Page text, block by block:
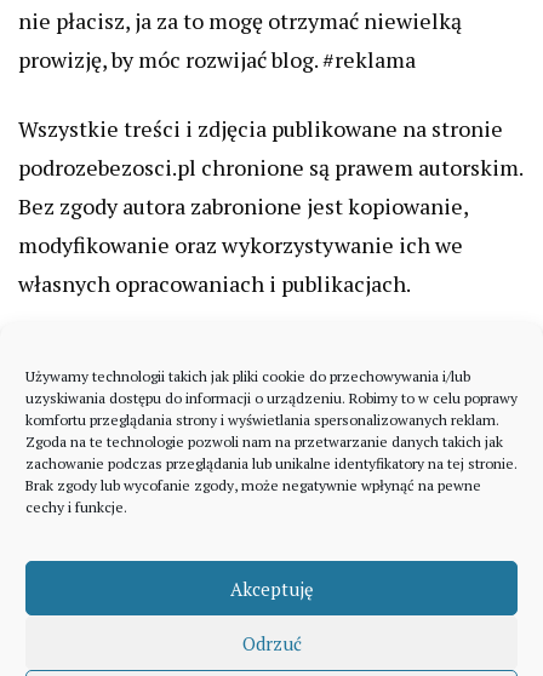
Używamy technologii takich jak pliki cookie do przechowywania i/lub
uzyskiwania dostępu do informacji o urządzeniu. Robimy to w celu poprawy
komfortu przeglądania strony i wyświetlania spersonalizowanych reklam.
Zgoda na te technologie pozwoli nam na przetwarzanie danych takich jak
zachowanie podczas przeglądania lub unikalne identyfikatory na tej stronie.
Brak zgody lub wycofanie zgody, może negatywnie wpłynąć na pewne
cechy i funkcje.
Akceptuję
Odrzuć
nie płacisz, ja za to mogę otrzymać niewielką
prowizję, by móc rozwijać blog. #reklama
Wszystkie treści i zdjęcia publikowane na stronie
podrozebezosci.pl chronione są prawem autorskim.
Bez zgody autora zabronione jest kopiowanie,
modyfikowanie oraz wykorzystywanie ich we
własnych opracowaniach i publikacjach.
A theme by Gradient Themes ©